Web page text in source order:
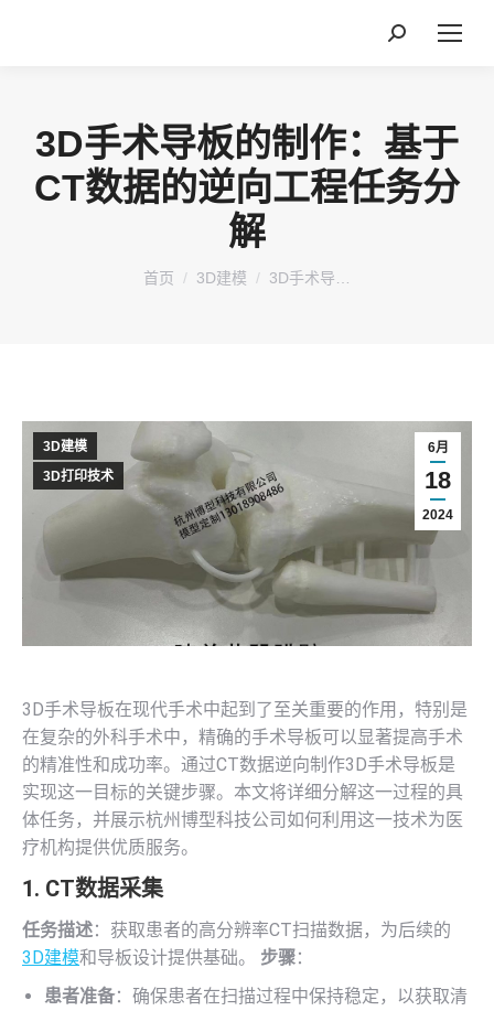
搜
3D手术导板的制作：基于
CT数据的逆向工程任务分
解
您在这里：
首页 3D建模 3D手术导…
6月
18
2024
3D建模
3D打印技术
3D手术导板在现代手术中起到了至关重要的作用，特别是
在复杂的外科手术中，精确的手术导板可以显著提高手术
的精准性和成功率。通过CT数据逆向制作3D手术导板是
实现这一目标的关键步骤。本文将详细分解这一过程的具
体任务，并展示杭州博型科技公司如何利用这一技术为医
疗机构提供优质服务。
1. CT数据采集
任务描述：获取患者的高分辨率CT扫描数据，为后续的
3D建模和导板设计提供基础。 步骤：
患者准备：确保患者在扫描过程中保持稳定，以获取清